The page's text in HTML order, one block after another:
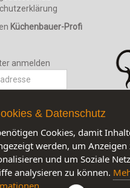
Küchenbauer-Profi
anmelden
kündigen& Datenschutz
Cookies, damit
werden, um Anzeigen
und um Soziale
analysieren zu können.